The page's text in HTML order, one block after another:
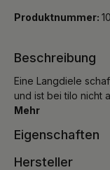
Produktnummer:
Beschreibung
Eine Langdiele
und ist bei tilo nicht
Mehr
Eigenschaften
Hersteller